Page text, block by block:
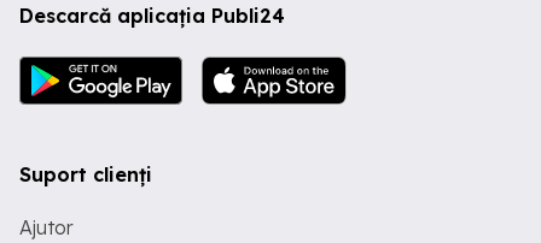
Descarcă aplicația Publi24
Suport clienți
Ajutor